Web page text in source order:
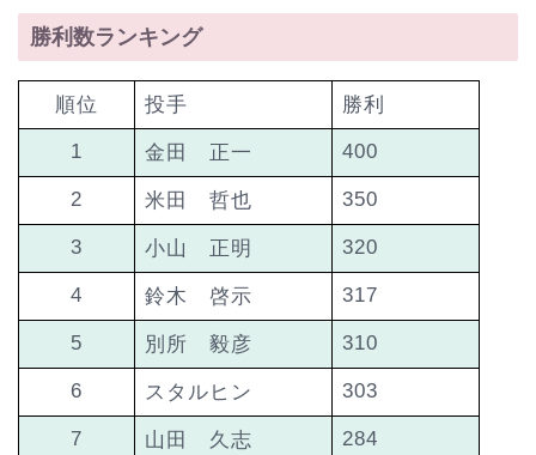
勝利数ランキング
順位 投手 勝利
1 金田 正一 400
2 米田 哲也 350
3 小山 正明 320
4 鈴木 啓示 317
5 別所 毅彦 310
6 スタルヒン 303
7 山田 久志 284